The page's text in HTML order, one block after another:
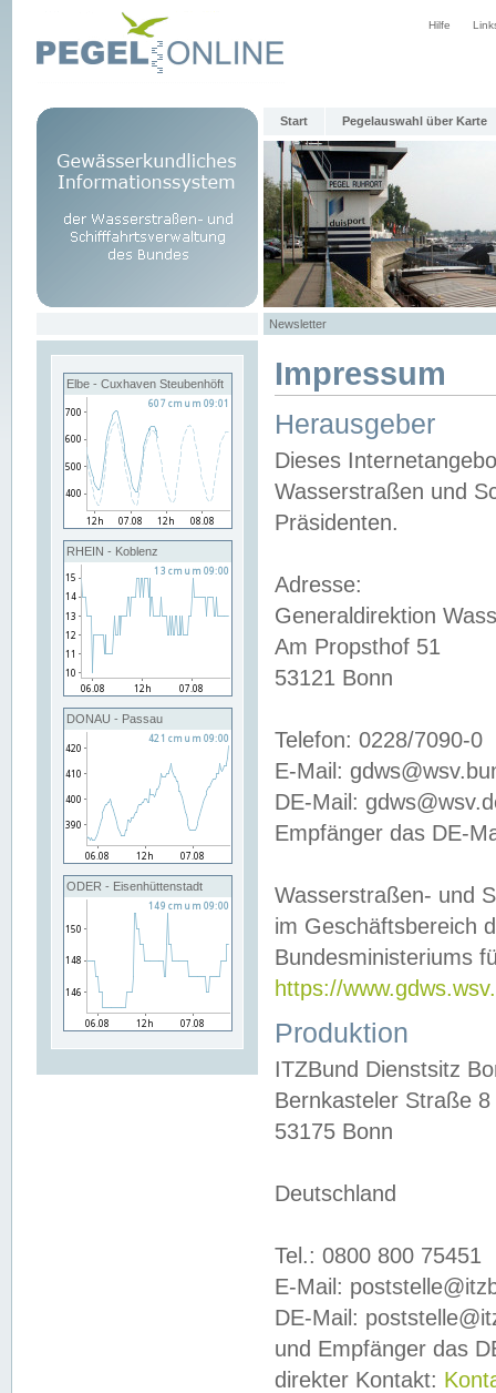
Hilfe
Start Pegelauswahl über Karte
Newsletter
Elbe - Cuxhaven Steubenhöft
RHEIN - Koblenz
DONAU - Passau
ODER - Eisenhüttenstadt
Impressum
Herausgeber
Dieses
Wasserstraßen und
Präsidenten.
Adresse:
Generaldirektion
Am Propsthof 51
53121 Bonn
Telefon: 0228/7090-0
E-Mail:
DE-Mail:
Empfänger das DE-
Wasserstraßen- und
im Geschäftsbereich
Bundesministeriums
https://
Produktion
ITZBund Dienstsitz
Bernkasteler Straße 8
53175 Bonn
Deutschland
Tel.: 0800 800 75451
E-Mail:
DE-Mail:
und Empfänger das
direkter Kontakt: